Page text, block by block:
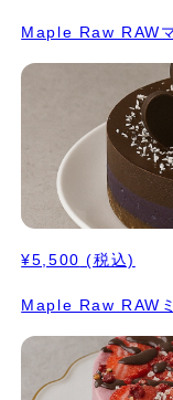
Maple Raw RAW
¥5,500 (税込)
Maple Raw RAW